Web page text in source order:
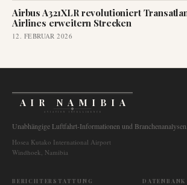
Airbus A321XLR revolutioniert
Airlines erweitern Strecken
12. FEBRUAR 2026
AIR NAMIBIA
AVIATION INTELLIGENCE
Unabhängige Luftfahrt-Informationen und Branchenanalysen.
Hosea Kutako International Airport
Windhoek, Namibia
BERICHTERSTATTUNG DATENBANK